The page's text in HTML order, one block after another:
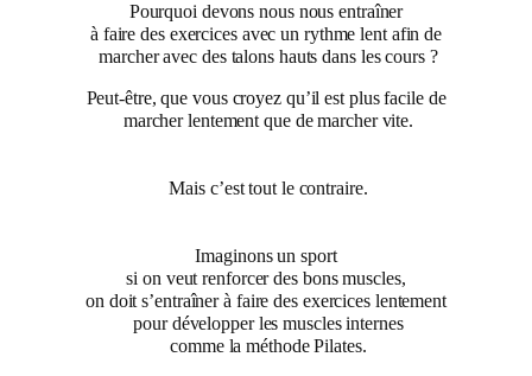
Pourquoi devons nous nous entraîner
à faire des exercices avec un rythme lent afin de
marcher avec des talons hauts dans les cours ?
Peut-être, que vous croyez qu’il est plus facile de
marcher lentement que de marcher vite.
Mais c’est tout le contraire.
Imaginons un sport
si on veut renforcer des bons muscles,
on doit s’entraîner à faire des exercices lentement
pour développer les muscles internes
comme la méthode Pilates.